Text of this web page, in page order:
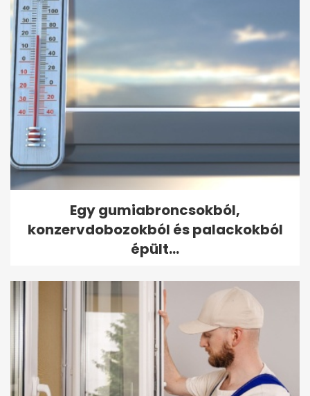
Egy gumiabroncsokból,
konzervdobozokból és palackokból
épült...